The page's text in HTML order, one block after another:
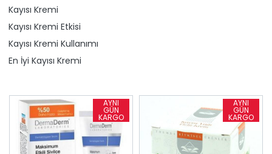
Kayısı Kremi
Kayısı Kremi Etkisi
Kayısı Kremi Kullanımı
En İyi Kayısı Kremi